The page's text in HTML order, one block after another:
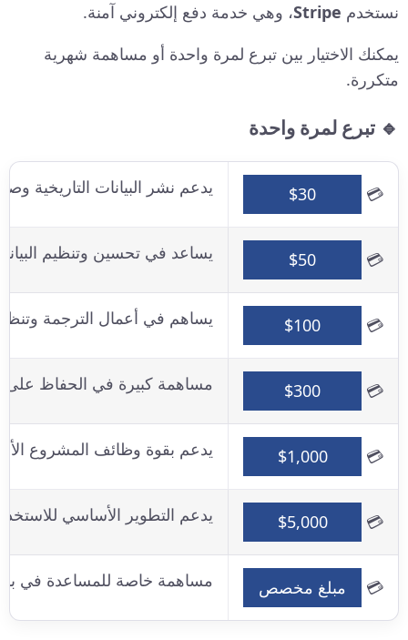
نستخدم Stripe، وهي خدمة دفع إلكتروني آمنة.
يمكنك الاختيار بين تبرع لمرة واحدة أو مساهمة شهرية
متكررة.
🔹 تبرع لمرة واحدة
💳
$30 يدعم نشر البيانات التاريخية
💳
$50 يساعد في تحسين وتنظيم
💳
$100 يساهم في أعمال الترجمة وتنظيم
💳
$300 مساهمة كبيرة في الحفاظ على
💳
$1,000 يدعم بقوة وظائف المشروع
💳
$5,000 يدعم التطوير الأساسي
💳 مبلغ مخصص مساهمة خاصة للمساعدة في